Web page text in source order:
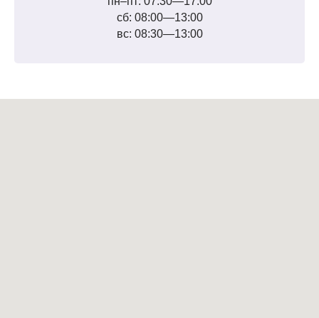
сб: 08:00—13:00
вс: 08:30—13:00